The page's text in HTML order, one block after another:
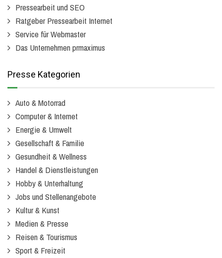
Pressearbeit und SEO
Ratgeber Pressearbeit Internet
Service für Webmaster
Das Unternehmen prmaximus
Presse Kategorien
Auto & Motorrad
Computer & Internet
Energie & Umwelt
Gesellschaft & Familie
Gesundheit & Wellness
Handel & Dienstleistungen
Hobby & Unterhaltung
Jobs und Stellenangebote
Kultur & Kunst
Medien & Presse
Reisen & Tourismus
Sport & Freizeit